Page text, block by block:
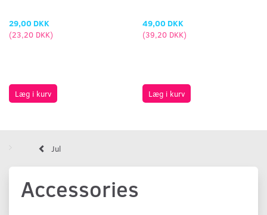
29,00 DKK
(23,20 DKK)
Læg i kurv
49,00 DKK
(39,20 DKK)
Læg i kurv
Jul
Accessories